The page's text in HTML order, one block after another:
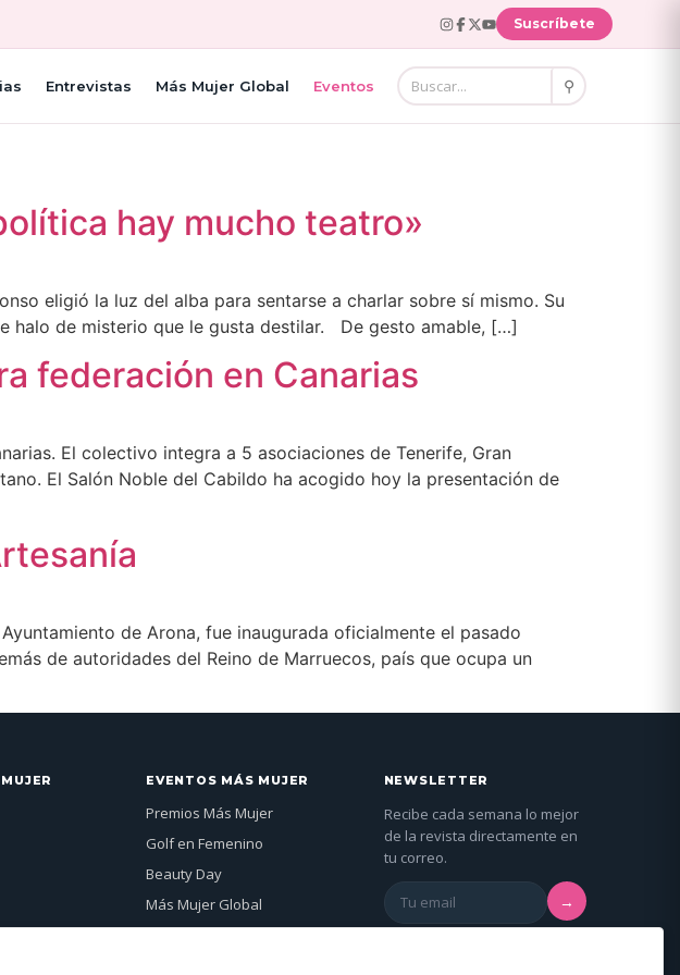
Suscríbete
Entrevistas Más Mujer Global Eventos ⚲
hay mucho teatro»
eligió la luz del alba para sentarse a charlar sobre sí mismo. Su
halo de misterio que le gusta destilar. De gesto amable, […]
federación en Canarias
El colectivo integra a 5 asociaciones de Tenerife, Gran
El Salón Noble del Cabildo ha acogido hoy la presentación de
de Arona, fue inaugurada oficialmente el pasado
de autoridades del Reino de Marruecos, país que ocupa un
EVENTOS MÁS MUJER
Premios Más Mujer
Golf en Femenino
Beauty Day
Más Mujer Global
NEWSLETTER
Recibe cada semana lo mejor
de la revista directamente en
tu correo.
→